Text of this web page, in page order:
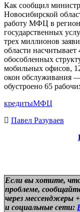
Как сообщил министр
Новосибирской
работу МФЦ в
государственных
трех миллионов
области
обособленных
мобильных офисов,
окон обслуживания
обустроено 65
кредитыМФЦ
Павел Разуваев
Если вы хотите,
проблеме,
через мессенджеры
и социальные сети: